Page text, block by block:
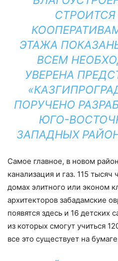
ЭТАЖА
ВСЕМ
УВЕРЕНА
ПОРУЧЕНО
ЮГО-
ЗАПАДНЫХ
Самое главное, в новом
канализация и газ. 115
домах элитного или эконом
архитекторов забадамские
появятся здесь и 16 детских
из которых смогут учиться
все это существует на